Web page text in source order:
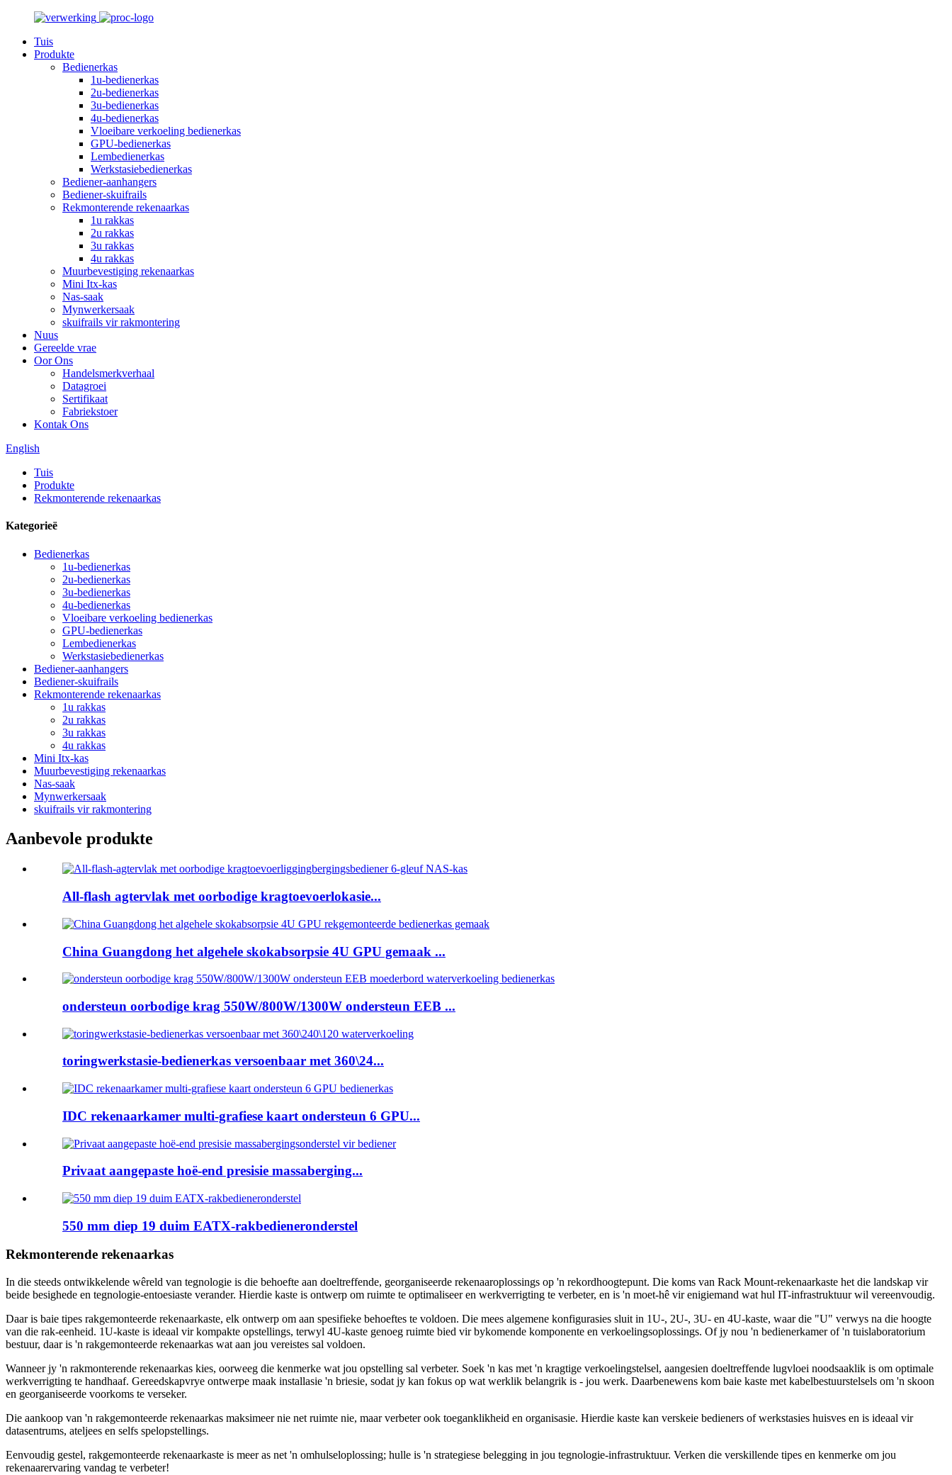
Tuis
Produkte
Bedienerkas
1u-bedienerkas
2u-bedienerkas
3u-bedienerkas
4u-bedienerkas
Vloeibare verkoeling bedienerkas
GPU-bedienerkas
Lembedienerkas
Werkstasiebedienerkas
Bediener-aanhangers
Bediener-skuifrails
Rekmonterende rekenaarkas
1u rakkas
2u rakkas
3u rakkas
4u rakkas
Muurbevestiging rekenaarkas
Mini Itx-kas
Nas-saak
Mynwerkersaak
skuifrails vir rakmontering
Nuus
Gereelde vrae
Oor Ons
Handelsmerkverhaal
Datagroei
Sertifikaat
Fabriekstoer
Kontak Ons
English
Tuis
Produkte
Rekmonterende rekenaarkas
Kategorieë
Bedienerkas
1u-bedienerkas
2u-bedienerkas
3u-bedienerkas
4u-bedienerkas
Vloeibare verkoeling bedienerkas
GPU-bedienerkas
Lembedienerkas
Werkstasiebedienerkas
Bediener-aanhangers
Bediener-skuifrails
Rekmonterende rekenaarkas
1u rakkas
2u rakkas
3u rakkas
4u rakkas
Mini Itx-kas
Muurbevestiging rekenaarkas
Nas-saak
Mynwerkersaak
skuifrails vir rakmontering
Aanbevole produkte
All-flash agtervlak met oorbodige kragtoevoerlokasie...
China Guangdong het algehele skokabsorpsie 4U GPU gemaak ...
ondersteun oorbodige krag 550W/800W/1300W ondersteun EEB ...
toringwerkstasie-bedienerkas versoenbaar met 360\24...
IDC rekenaarkamer multi-grafiese kaart ondersteun 6 GPU...
Privaat aangepaste hoë-end presisie massaberging...
550 mm diep 19 duim EATX-rakbedieneronderstel
Rekmonterende rekenaarkas
In die steeds ontwikkelende wêreld van tegnologie is die behoefte aan doeltreffende, georganiseerde rekenaaroplossings op 'n rekordhoogtepunt. Die koms van Rack Mount-rekenaarkaste het die landskap vir
beide besighede en tegnologie-entoesiaste verander. Hierdie kaste is ontwerp om ruimte te optimaliseer en werkverrigting te verbeter, en is 'n moet-hê vir enigiemand wat hul IT-infrastruktuur wil vereenvoudig.
Daar is baie tipes rakgemonteerde rekenaarkaste, elk ontwerp om aan spesifieke behoeftes te voldoen. Die mees algemene konfigurasies sluit in 1U-, 2U-, 3U- en 4U-kaste, waar die "U" verwys na die hoogte
van die rak-eenheid. 1U-kaste is ideaal vir kompakte opstellings, terwyl 4U-kaste genoeg ruimte bied vir bykomende komponente en verkoelingsoplossings. Of jy nou 'n bedienerkamer of 'n tuislaboratorium
bestuur, daar is 'n rakgemonteerde rekenaarkas wat aan jou vereistes sal voldoen.
Wanneer jy 'n rakmonterende rekenaarkas kies, oorweeg die kenmerke wat jou opstelling sal verbeter. Soek 'n kas met 'n kragtige verkoelingstelsel, aangesien doeltreffende lugvloei noodsaaklik is om optimale
werkverrigting te handhaaf. Gereedskapvrye ontwerpe maak installasie 'n briesie, sodat jy kan fokus op wat werklik belangrik is - jou werk. Daarbenewens kom baie kaste met kabelbestuurstelsels om 'n skoon
en georganiseerde voorkoms te verseker.
Die aankoop van 'n rakgemonteerde rekenaarkas maksimeer nie net ruimte nie, maar verbeter ook toeganklikheid en organisasie. Hierdie kaste kan verskeie bedieners of werkstasies huisves en is ideaal vir
datasentrums, ateljees en selfs spelopstellings.
Eenvoudig gestel, rakgemonteerde rekenaarkaste is meer as net 'n omhulseloplossing; hulle is 'n strategiese belegging in jou tegnologie-infrastruktuur. Verken die verskillende tipes en kenmerke om jou
rekenaarervaring vandag te verbeter!